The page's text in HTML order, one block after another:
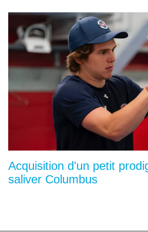
Acquisition d'un petit
saliver Columbus